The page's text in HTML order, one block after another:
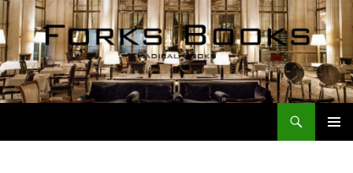
Aller
au
contenu